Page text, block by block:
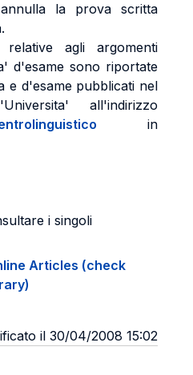
la prova scritta
relative agli argomenti
d'esame sono riportate
e d'esame pubblicati nel
all'indirizzo
in
i singoli
Articles (check
il 30/04/2008 15:02